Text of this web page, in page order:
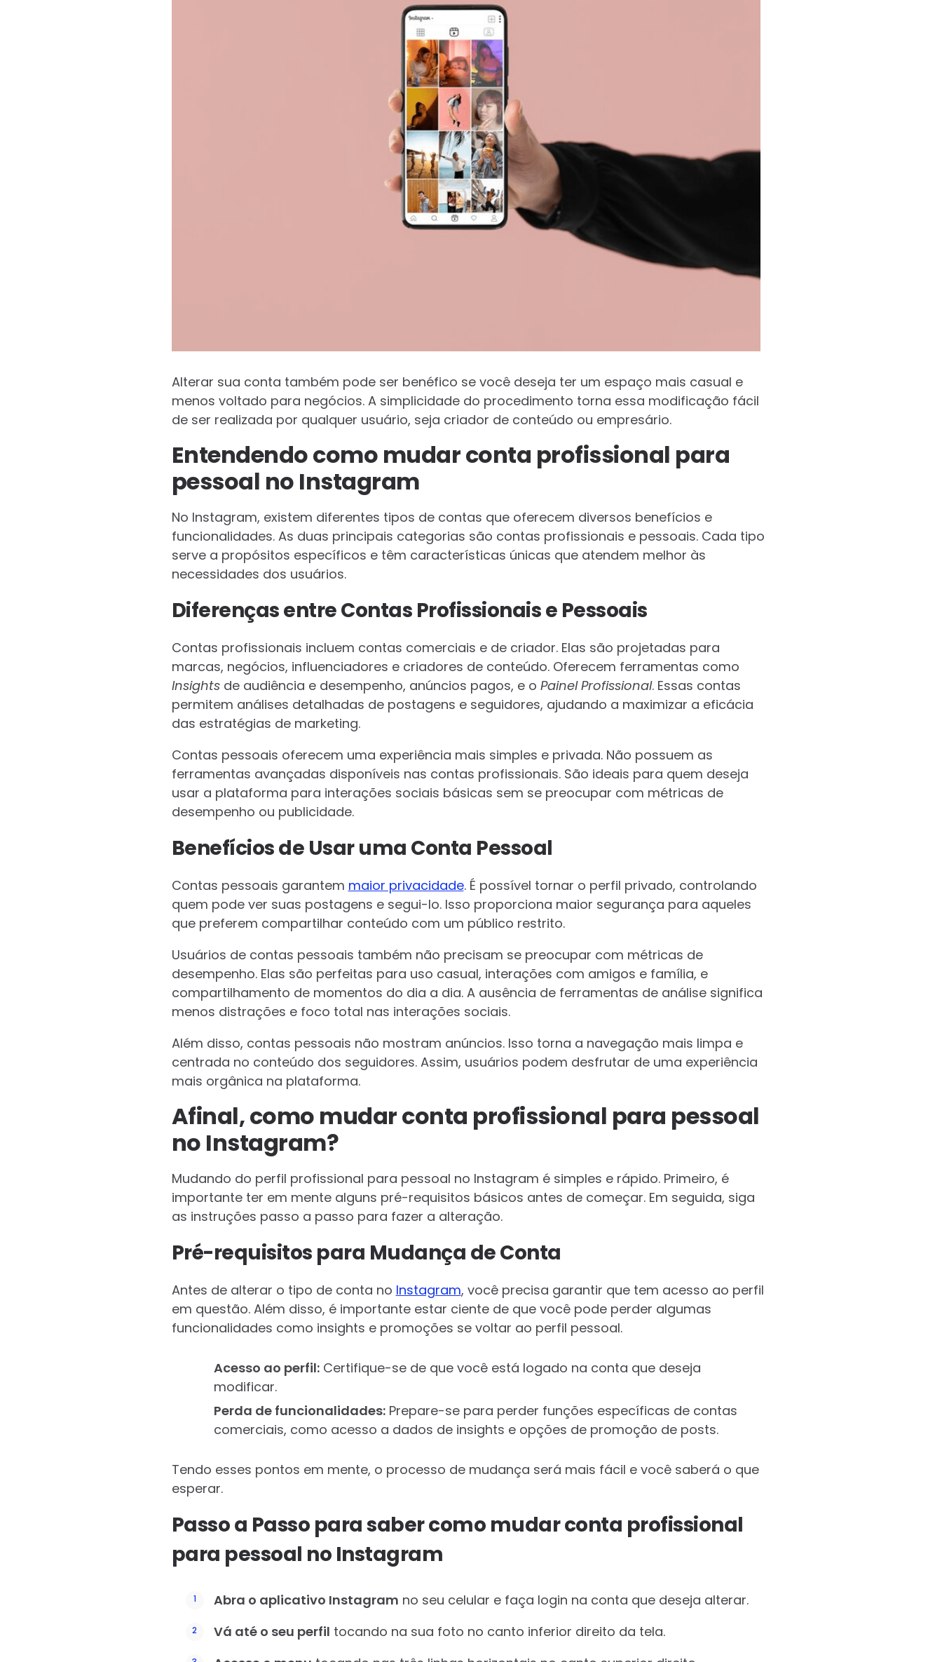
Alterar sua conta também pode ser benéfico se você deseja ter um espaço mais casual e
menos voltado para negócios. A simplicidade do procedimento torna essa modificação fácil
de ser realizada por qualquer usuário, seja criador de conteúdo ou empresário.
Entendendo como mudar conta profissional para
pessoal no Instagram
No Instagram, existem diferentes tipos de contas que oferecem diversos benefícios e
funcionalidades. As duas principais categorias são contas profissionais e pessoais. Cada tipo
serve a propósitos específicos e têm características únicas que atendem melhor às
necessidades dos usuários.
Diferenças entre Contas Profissionais e Pessoais
Contas profissionais incluem contas comerciais e de criador. Elas são projetadas para
marcas, negócios, influenciadores e criadores de conteúdo. Oferecem ferramentas como
Insightsde audiência e desempenho, anúncios pagos, e o Painel Profissional. Essas contas
permitem análises detalhadas de postagens e seguidores, ajudando a maximizar a eficácia
das estratégias de marketing.
Contas pessoais oferecem uma experiência mais simples e privada. Não possuem as
ferramentas avançadas disponíveis nas contas profissionais. São ideais para quem deseja
usar a plataforma para interações sociais básicas sem se preocupar com métricas de
desempenho ou publicidade.
Benefícios de Usar uma Conta Pessoal
Contas pessoais garantem maior privacidade. É possível tornar o perfil privado, controlando
quem pode ver suas postagens e segui-lo. Isso proporciona maior segurança para aqueles
que preferem compartilhar conteúdo com um público restrito.
Usuários de contas pessoais também não precisam se preocupar com métricas de
desempenho. Elas são perfeitas para uso casual, interações com amigos e família, e
compartilhamento de momentos do dia a dia. A ausência de ferramentas de análise significa
menos distrações e foco total nas interações sociais.
Além disso, contas pessoais não mostram anúncios. Isso torna a navegação mais limpa e
centrada no conteúdo dos seguidores. Assim, usuários podem desfrutar de uma experiência
mais orgânica na plataforma.
Afinal, como mudar conta profissional para pessoal
no Instagram?
Mudando do perfil profissional para pessoal no Instagram é simples e rápido. Primeiro, é
importante ter em mente alguns pré-requisitos básicos antes de começar. Em seguida, siga
as instruções passo a passo para fazer a alteração.
Pré-requisitos para Mudança de Conta
Antes de alterar o tipo de conta no Instagram, você precisa garantir que tem acesso ao perfil
em questão. Além disso, é importante estar ciente de que você pode perder algumas
funcionalidades como insights e promoções se voltar ao perfil pessoal.
Acesso ao perfil:Certifique-se de que você está logado na conta que deseja
modificar.
Perda de funcionalidades:Prepare-se para perder funções específicas de contas
comerciais, como acesso a dados de insights e opções de promoção de posts.
Tendo esses pontos em mente, o processo de mudança será mais fácil e você saberá o que
esperar.
Passo a Passo para saber como mudar conta profissional
para pessoal no Instagram
Abra o aplicativo Instagram no seu celular e faça login na conta que deseja alterar.
Vá até o seu perfil tocando na sua foto no canto inferior direito da tela.